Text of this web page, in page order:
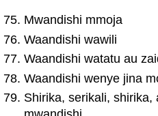
Mwandishi mmoja
Waandishi wawili
Waandishi watatu au
Waandishi wenye jina
Shirika, serikali, shirika,